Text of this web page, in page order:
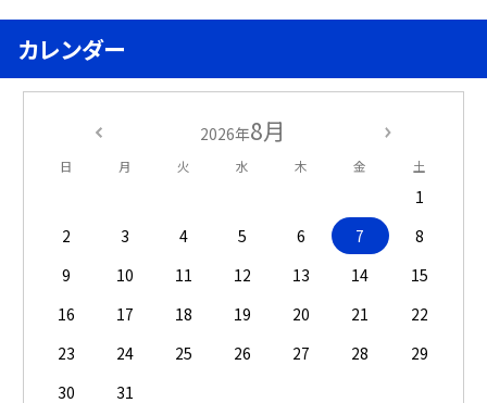
カレンダー
2026年8月
日 月 火 水 木 金 土
1
2
3 4 5 6 7
8
9
10 11 12 13 14
15
16
17 18 19 20 21
22
23
24 25 26 27 28
29
30
31